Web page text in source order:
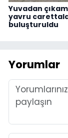
Yuvadan
yavru
buluşturuldu
Yorumlar